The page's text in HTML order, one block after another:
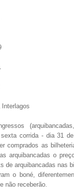
Interlagos
corrida - dia 31
comprados as
arquibancadas o
de arquibancadas nas
o boné,
não receberão.